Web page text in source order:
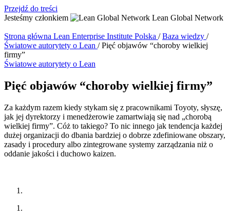
Przejdź do treści
Jesteśmy członkiem
Lean Global Network
Strona główna Lean Enterprise Institute Polska /Baza wiedzy /
Światowe autorytety o Lean /Pięć objawów “choroby wielkiej
firmy”
Światowe autorytety o Lean
Pięć objawów “choroby wielkiej firmy”
Za każdym razem kiedy stykam się z pracownikami Toyoty, słyszę,
jak jej dyrektorzy i menedżerowie zamartwiają się nad „chorobą
wielkiej firmy”. Cóż to takiego? To nic innego jak tendencja każdej
dużej organizacji do dbania bardziej o dobrze zdefiniowane obszary,
zasady i procedury albo zintegrowane systemy zarządzania niż o
oddanie jakości i duchowo kaizen.